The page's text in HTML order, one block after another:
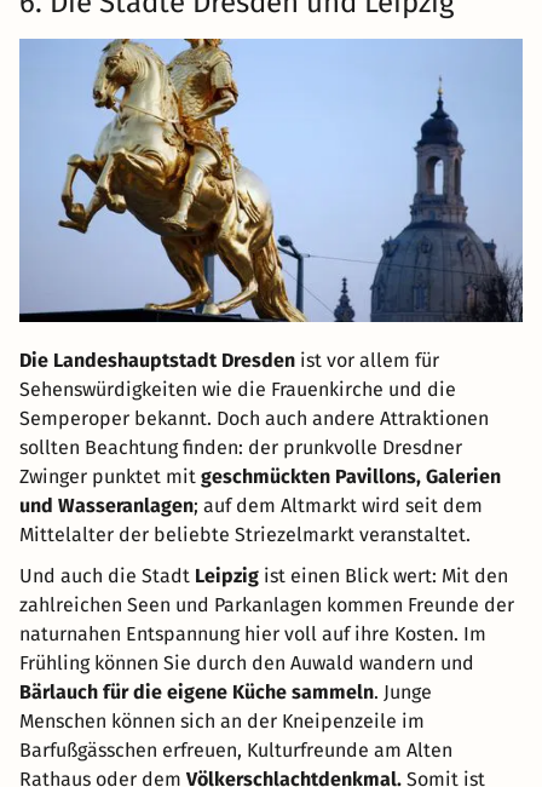
Die Landeshauptstadt Dresden ist vor allem für
Sehenswürdigkeiten wie die Frauenkirche und die
Semperoper bekannt. Doch auch andere Attraktionen
sollten Beachtung finden: der prunkvolle Dresdner
Zwinger punktet mit geschmückten Pavillons, Galerien
und Wasseranlagen; auf dem Altmarkt wird seit dem
Mittelalter der beliebte Striezelmarkt veranstaltet.
Und auch die Stadt Leipzig ist einen Blick wert: Mit den
zahlreichen Seen und Parkanlagen kommen Freunde der
naturnahen Entspannung hier voll auf ihre Kosten. Im
Frühling können Sie durch den Auwald wandern und
Bärlauch für die eigene Küche sammeln. Junge
Menschen können sich an der Kneipenzeile im
Barfußgässchen erfreuen, Kulturfreunde am Alten
Rathaus oder dem Völkerschlachtdenkmal. Somit ist